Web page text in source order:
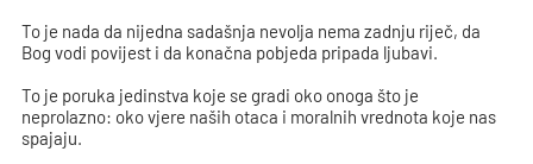
To je nada da nijedna sadašnja nevolja nema zadnju riječ, da
Bog vodi povijest i da konačna pobjeda pripada ljubavi.
To je poruka jedinstva koje se gradi oko onoga što je
neprolazno: oko vjere naših otaca i moralnih vrednota koje nas
spajaju.